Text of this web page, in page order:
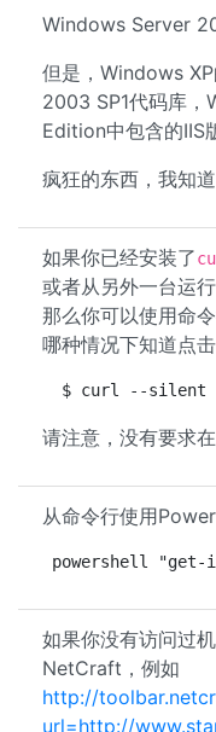
Windows Server
但是，Windows
2003 SP1代码库
Edition中包含的IIS
疯狂的东西，我知道
如果你已经安装了
或者从另外一台运
那么你可以使用命
哪种情况下知道点击
$ curl --silent -
请注意，没有要求在
从命令行使用
powershell "get-
如果你没有访问过
NetCraft，例如
http://
url=http://